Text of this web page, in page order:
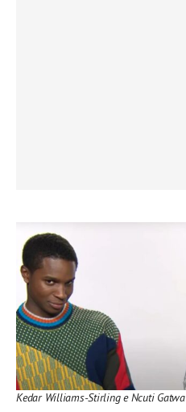
Kedar Williams-Stirling e Ncuti Gatwa